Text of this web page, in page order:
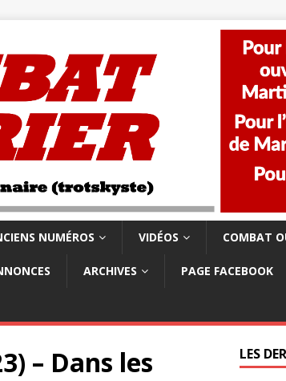
NUMÉROS VIDÉOS COMBAT
ARCHIVES PAGE FACEBOOK
– Dans les
LES